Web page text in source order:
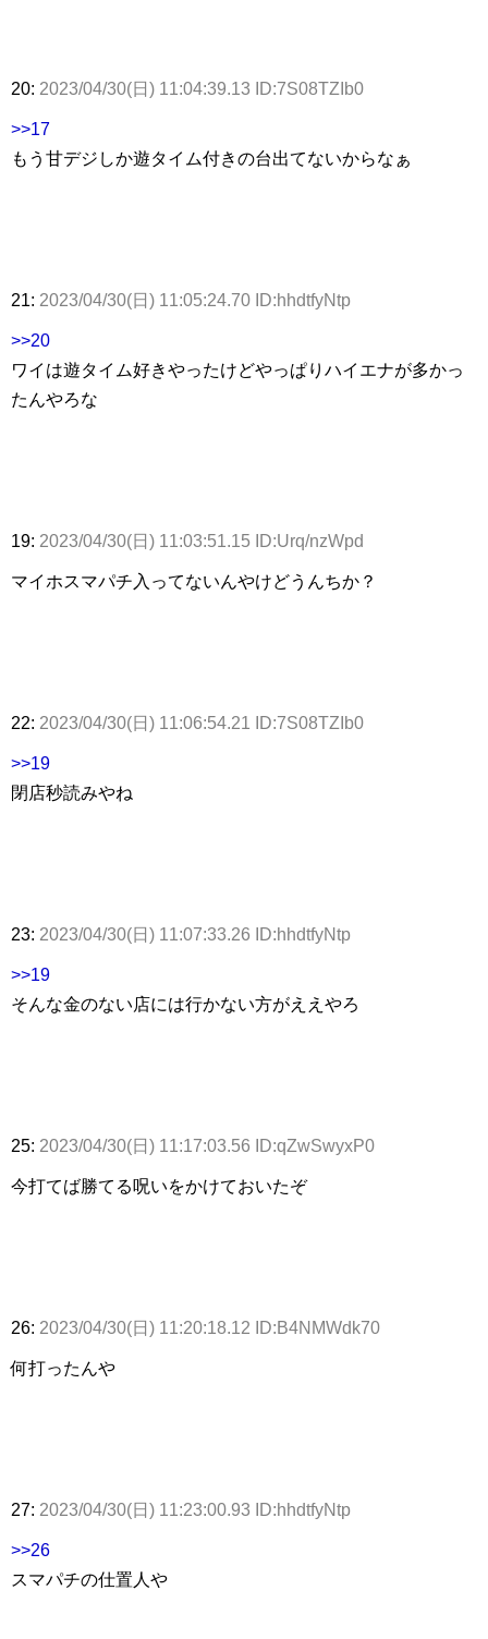
20: 2023/04/30(日) 11:04:39.13 ID:7S08TZIb0
>>17
もう甘デジしか遊タイム付きの台出てないからなぁ
21: 2023/04/30(日) 11:05:24.70 ID:hhdtfyNtp
>>20
ワイは遊タイム好きやったけどやっぱりハイエナが多かっ
たんやろな
19: 2023/04/30(日) 11:03:51.15 ID:Urq/nzWpd
マイホスマパチ入ってないんやけどうんちか？
22: 2023/04/30(日) 11:06:54.21 ID:7S08TZIb0
>>19
閉店秒読みやね
23: 2023/04/30(日) 11:07:33.26 ID:hhdtfyNtp
>>19
そんな金のない店には行かない方がええやろ
25: 2023/04/30(日) 11:17:03.56 ID:qZwSwyxP0
今打てば勝てる呪いをかけておいたぞ
26: 2023/04/30(日) 11:20:18.12 ID:B4NMWdk70
何打ったんや
27: 2023/04/30(日) 11:23:00.93 ID:hhdtfyNtp
>>26
スマパチの仕置人や